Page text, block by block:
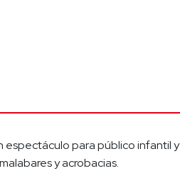
espectáculo para público infantil y
y acrobacias.